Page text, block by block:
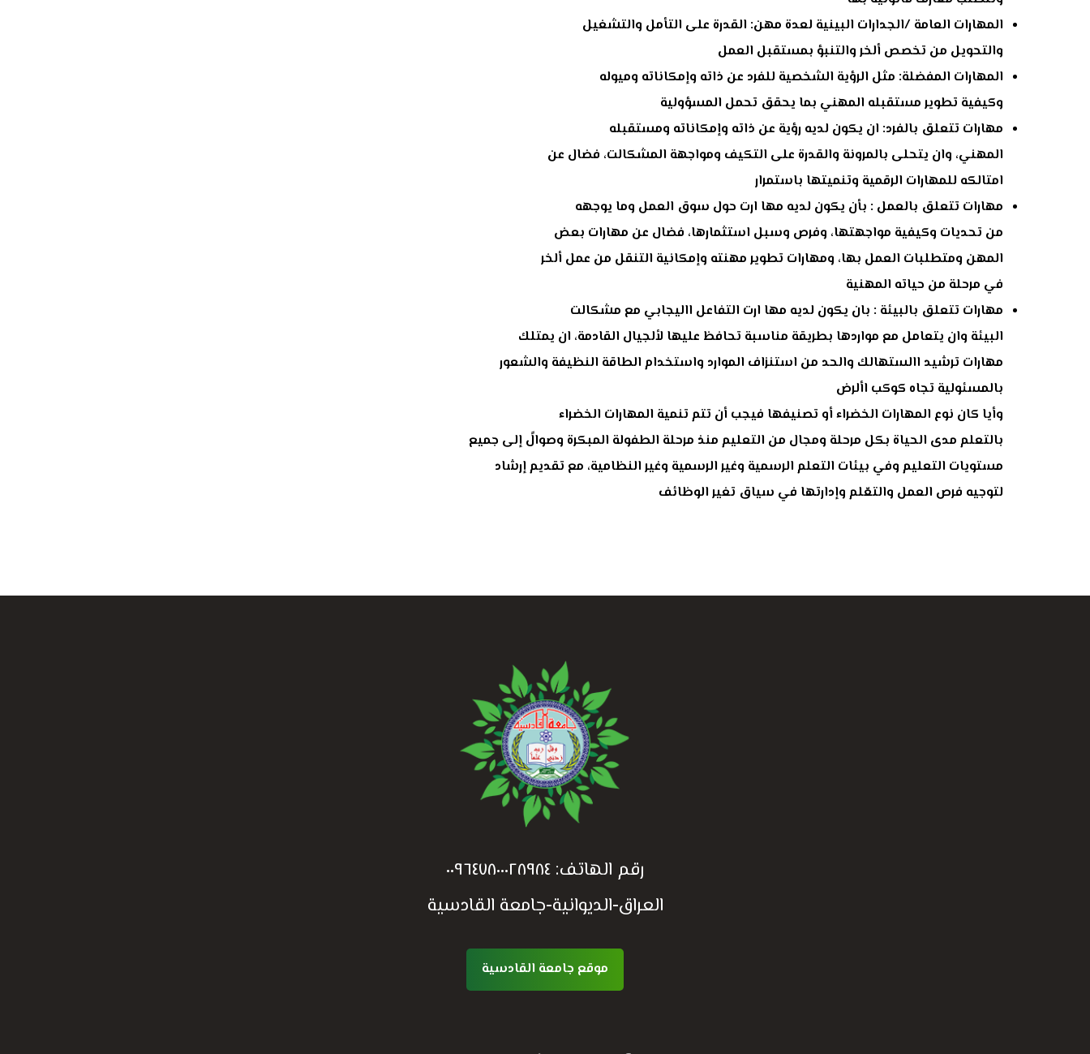
المهارات العامة /الجدارات البينية لعدة مهن: القدرة على التأمل والتشغيل
والتحويل من تخصص ألخر والتنبؤ بمستقبل العمل
المهارات المفضلة: مثل الرؤية الشخصية للفرد عن ذاته وإمكاناته وميوله
وكيفية تطوير مستقبله المهني بما يحقق تحمل المسؤولية
مهارات تتعلق بالفرد: ان يكون لديه رؤية عن ذاته وإمكاناته ومستقبله
المهني، وان يتحلى بالمرونة والقدرة على التكيف ومواجهة المشكالت، فضال عن
امتالكه للمهارات الرقمية وتنميتها باستمرار
مهارات تتعلق بالعمل : بأن يكون لديه مها ارت حول سوق العمل وما يوجهه
من تحديات وكيفية مواجهتها، وفرص وسبل استثمارها، فضال عن مهارات بعض
المهن ومتطلبات العمل بها، ومهارات تطوير مهنته وإمكانية التنقل من عمل ألخر
في مرحلة من حياته المهنية
مهارات تتعلق بالبيئة : بان يكون لديه مها ارت التفاعل االيجابي مع مشكالت
البيئة وان يتعامل مع مواردها بطريقة مناسبة تحافظ عليها لألجيال القادمة، ان يمتلك
مهارات ترشيد االستهالك والحد من استنزاف الموارد واستخدام الطاقة النظيفة والشعور
بالمسئولية تجاه كوكب األرض
وأيا كان نوع المهارات الخضراء أو تصنيفها فيجب أن تتم تنمية المهارات الخضراء
بالتعلم مدى الحياة بكل مرحلة ومجال من التعليم منذ مرحلة الطفولة المبكرة وصوالً إلى جميع
مستويات التعليم وفي بيئات التعلم الرسمية وغير الرسمية وغير النظامية، مع تقديم إرشاد
لتوجيه فرص العمل والتعّلم وإدارتها في سياق تغير الوظائف
رقم الهاتف: ٠٠٩٦٤٧٨٠٠٠٢٨٩٨٤
العراق-الديوانية-جامعة القادسية
موقع جامعة القادسية